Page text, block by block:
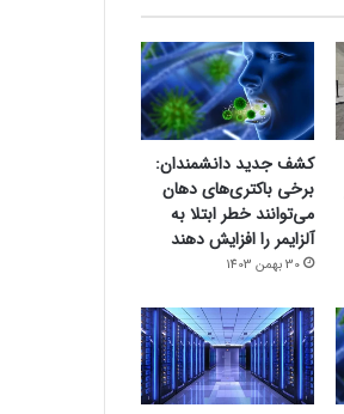
کشف جدید دانشمندان:
برخی باکتری‌های دهان
می‌توانند خطر ابتلا به
آلزایمر را افزایش دهند
30 بهمن 1403